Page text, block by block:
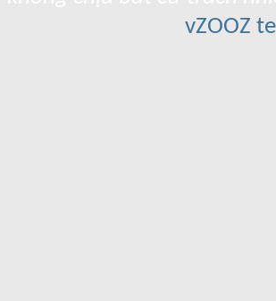
vZOOZ